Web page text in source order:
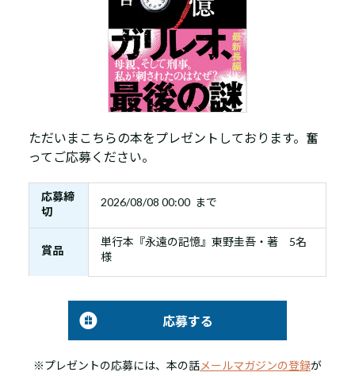
ただいまこちらの本をプレゼントしております。奮
ってご応募ください。
応募締
切
2026/08/08 00:00 まで
賞品
単行本『永遠の記憶』東野圭吾・著 5名
様
応募する
※プレゼントの応募には、本の話メールマガジンの登録が